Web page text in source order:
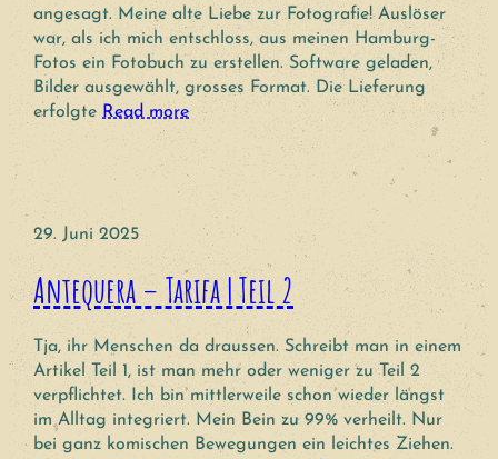
angesagt. Meine alte Liebe zur Fotografie! Auslöser
war, als ich mich entschloss, aus meinen Hamburg-
Fotos ein Fotobuch zu erstellen. Software geladen,
Bilder ausgewählt, grosses Format. Die Lieferung
erfolgte Read more
29. Juni 2025
Antequera – Tarifa | Teil 2
Tja, ihr Menschen da draussen. Schreibt man in einem
Artikel Teil 1, ist man mehr oder weniger zu Teil 2
verpflichtet. Ich bin mittlerweile schon wieder längst
im Alltag integriert. Mein Bein zu 99% verheilt. Nur
bei ganz komischen Bewegungen ein leichtes Ziehen.